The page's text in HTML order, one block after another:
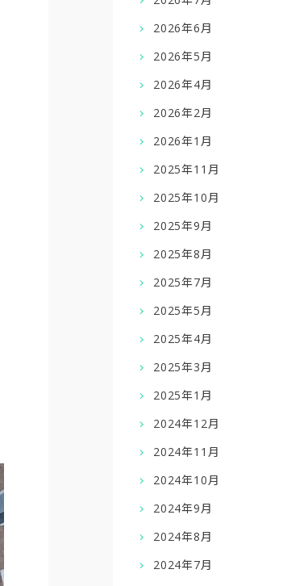
2026年6月
2026年5月
2026年4月
2026年2月
2026年1月
2025年11月
2025年10月
2025年9月
2025年8月
2025年7月
2025年5月
2025年4月
2025年3月
2025年1月
2024年12月
2024年11月
2024年10月
2024年9月
2024年8月
2024年7月